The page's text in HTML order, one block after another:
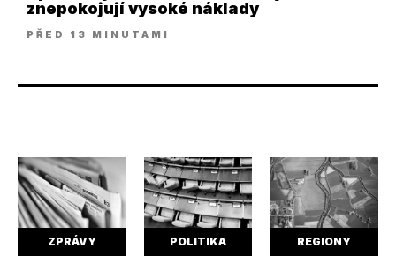
znepokojují vysoké náklady
PŘED 13 MINUTAMI
ZPRÁVY POLITIKA REGIONY